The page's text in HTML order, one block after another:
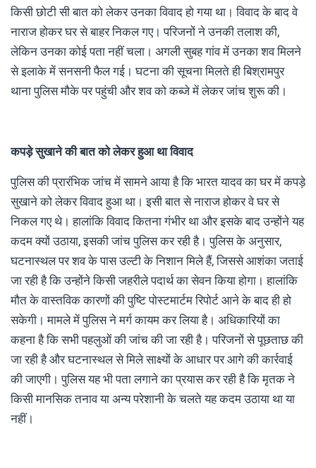
किसी छोटी सी बात को लेकर उनका विवाद हो गया था। विवाद के बाद वे
नाराज होकर घर से बाहर निकल गए। परिजनों ने उनकी तलाश की,
लेकिन उनका कोई पता नहीं चला। अगली सुबह गांव में उनका शव मिलने
से इलाके में सनसनी फैल गई। घटना की सूचना मिलते ही बिश्रामपुर
थाना पुलिस मौके पर पहुंची और शव को कब्जे में लेकर जांच शुरू की।
कपड़े सुखाने की बात को लेकर हुआ था विवाद
पुलिस की प्रारंभिक जांच में सामने आया है कि भारत यादव का घर में कपड़े
सुखाने को लेकर विवाद हुआ था। इसी बात से नाराज होकर वे घर से
निकल गए थे। हालांकि विवाद कितना गंभीर था और इसके बाद उन्होंने यह
कदम क्यों उठाया, इसकी जांच पुलिस कर रही है। पुलिस के अनुसार,
घटनास्थल पर शव के पास उल्टी के निशान मिले हैं, जिससे आशंका जताई
जा रही है कि उन्होंने किसी जहरीले पदार्थ का सेवन किया होगा। हालांकि
मौत के वास्तविक कारणों की पुष्टि पोस्टमार्टम रिपोर्ट आने के बाद ही हो
सकेगी। मामले में पुलिस ने मर्ग कायम कर लिया है। अधिकारियों का
कहना है कि सभी पहलुओं की जांच की जा रही है। परिजनों से पूछताछ की
जा रही है और घटनास्थल से मिले साक्ष्यों के आधार पर आगे की कार्रवाई
की जाएगी। पुलिस यह भी पता लगाने का प्रयास कर रही है कि मृतक ने
किसी मानसिक तनाव या अन्य परेशानी के चलते यह कदम उठाया था या
नहीं।